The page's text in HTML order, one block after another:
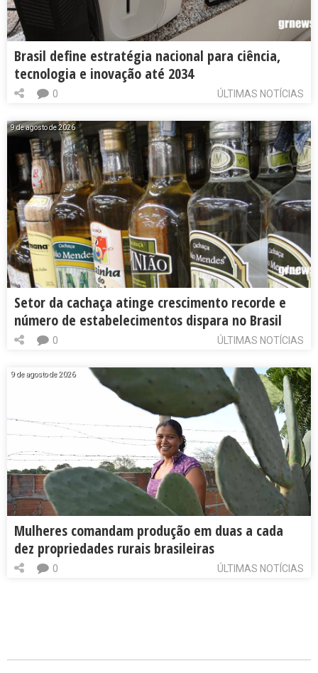
Brasil define estratégia nacional para ciência,
tecnologia e inovação até 2034
ÚLTIMAS NOTÍCIAS
0
9 de agosto de 2026
Setor da cachaça atinge crescimento recorde e
número de estabelecimentos dispara no Brasil
ÚLTIMAS NOTÍCIAS
0
9 de agosto de 2026
Mulheres comandam produção em duas a cada
dez propriedades rurais brasileiras
ÚLTIMAS NOTÍCIAS
0